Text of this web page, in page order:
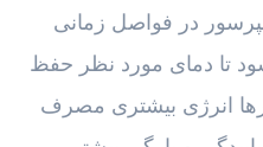
در فواصل زمانی
تا دمای مورد نظر حفظ
انرژی بیشتری مصرف